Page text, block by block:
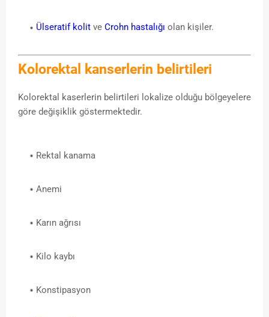
Ülseratif kolit ve Crohn hastalığı olan kişiler.
Kolorektal kanserlerin belirtileri
Kolorektal kaserlerin belirtileri lokalize olduğu bölgeyelere
göre değişiklik göstermektedir.
Rektal kanama
Anemi
Karın ağrısı
Kilo kaybı
Konstipasyon